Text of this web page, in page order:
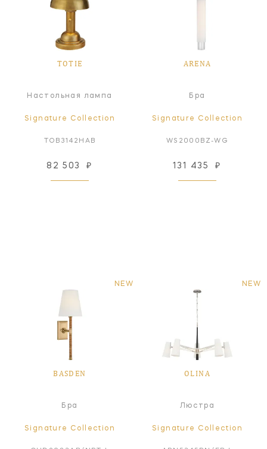
TOTIE
Настольная лампа
Signature Collection
TOB3142HAB
82 503 ₽
ARENA
Бра
Signature Collection
WS2000BZ-WG
131 435 ₽
NEW
BASDEN
Бра
Signature Collection
NEW
OLINA
Люстра
Signature Collection